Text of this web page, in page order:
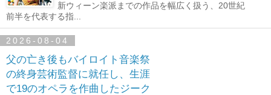
新ウィーン楽派までの作品を幅広く扱う、20世紀
前半を代表する指...
2026-08-04
父の亡き後もバイロイト音楽祭
の終身芸術監督に就任し、生涯
で19のオペラを作曲したジーク